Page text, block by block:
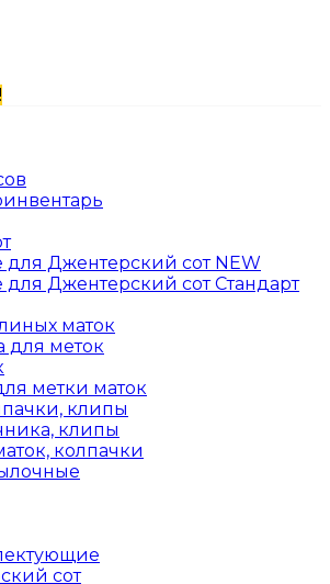
Джентерский сот NEW
Джентерский сот Стандарт
маток
для меток
метки маток
клипы
клипы
колпачки
сот